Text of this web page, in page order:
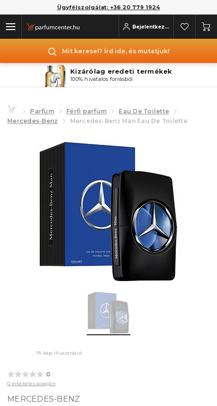
Ügyfélszolgálat: +36 20 779 1924
Bejelentkezés
Mit keresel? Írd ide, és mutatjuk!
Kizárólag eredeti termékek
100% hivatalos forrásból
Parfüm Férfi parfüm
Eau De Toilette
Mercedes-Benz
Mercedes-Benz Man Eau De Toilette
*A kép illusztráció
0
0 értékelés alapján
MERCEDES-BENZ